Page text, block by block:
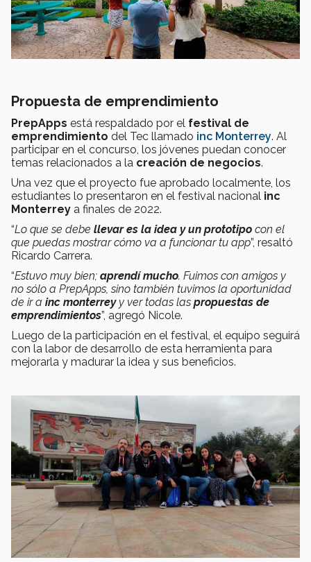
Propuesta de emprendimiento
PrepApps está respaldado por el festival de
emprendimiento del Tec llamado inc Monterrey. Al
participar en el concurso, los jóvenes puedan conocer
temas relacionados a la creación de negocios.
Una vez que el proyecto fue aprobado localmente, los
estudiantes lo presentaron en el festival nacional inc
Monterrey a finales de 2022.
“Lo que se debe llevar es la idea y un prototipo con el
que puedas mostrar cómo va a funcionar tu app”, resaltó
Ricardo Carrera.
“Estuvo muy bien; aprendí mucho. Fuimos con amigos y
no sólo a PrepApps, sino también tuvimos la oportunidad
de ir a inc monterreyy ver todas las propuestas de
emprendimientos”, agregó Nicole.
Luego de la participación en el festival, el equipo seguirá
con la labor de desarrollo de esta herramienta para
mejorarla y madurar la idea y sus beneficios.